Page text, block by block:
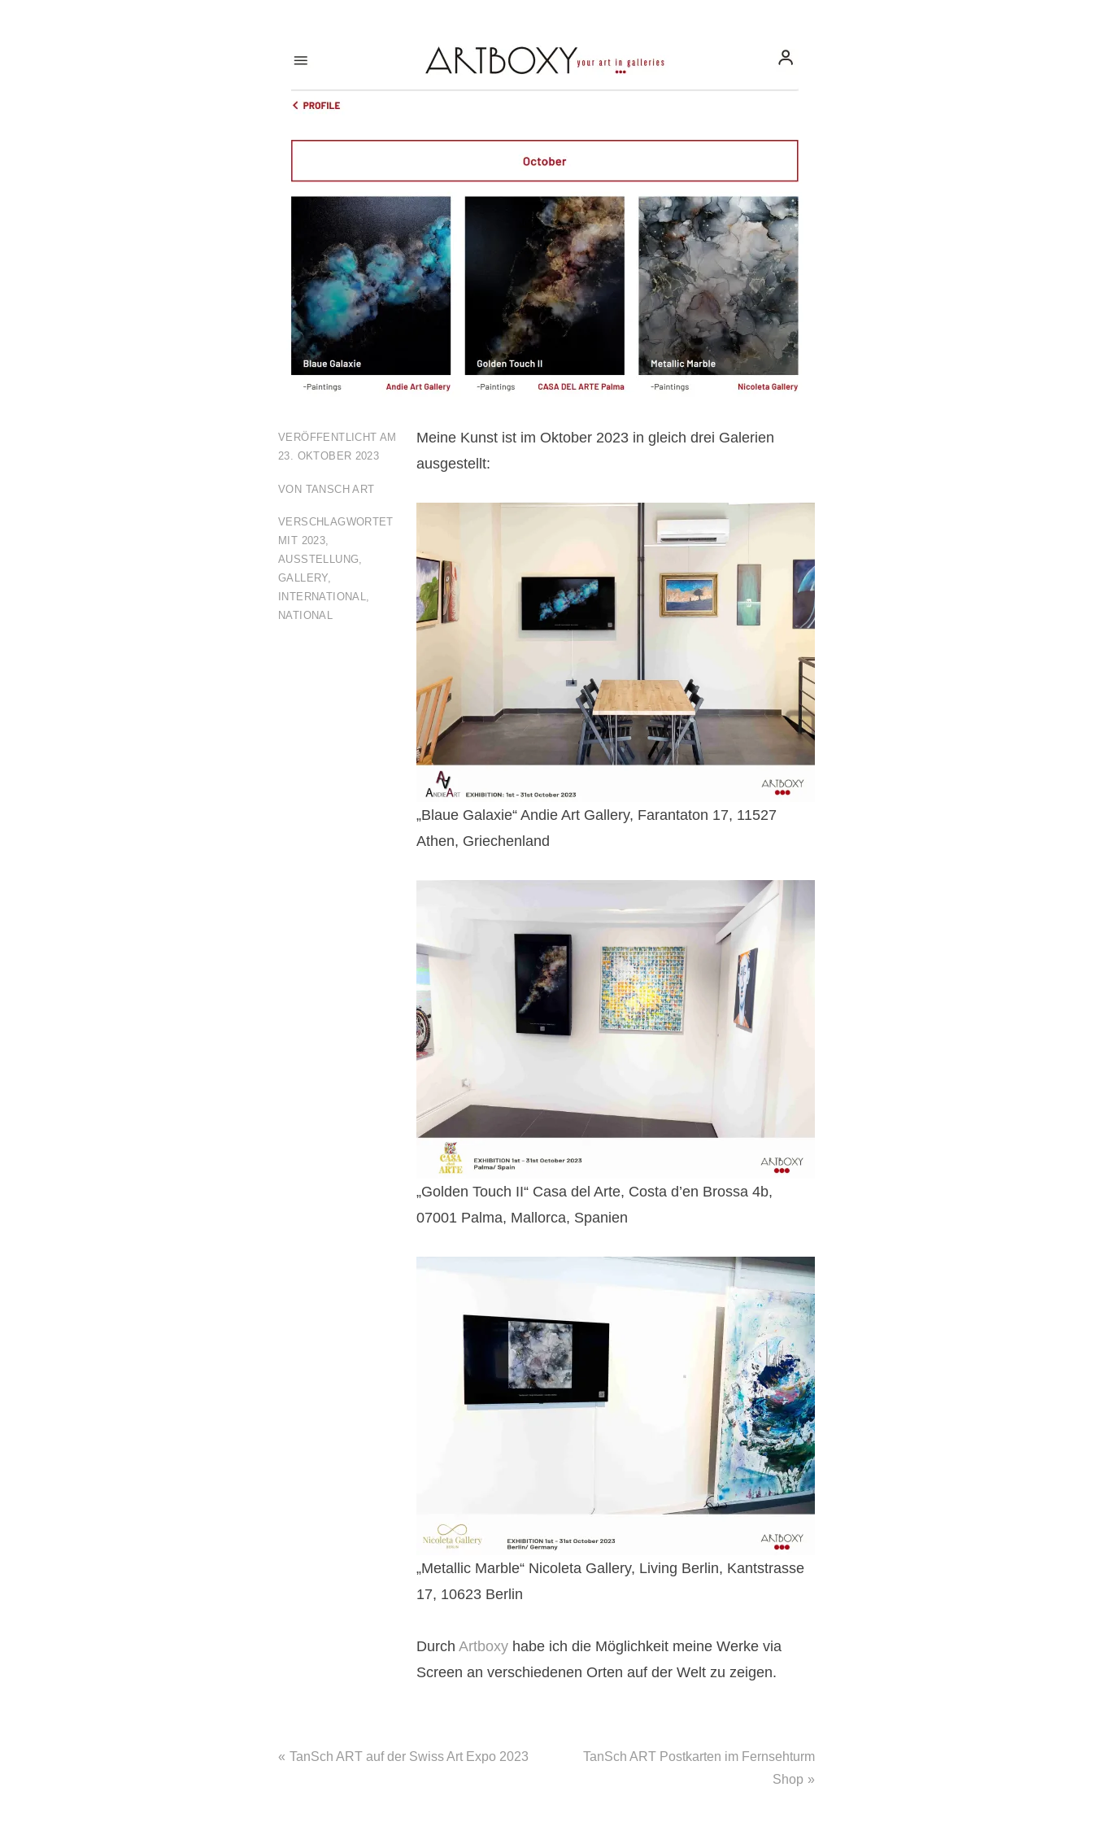
VERÖFFENTLICHT AM
23. OKTOBER 2023
VON TANSCH ART
VERSCHLAGWORTET
MIT 2023
AUSSTELLUNG
GALLERY,
INTERNATIONAL
NATIONAL
Meine Kunst ist im Oktober 2023 in gleich drei Galerien
ausgestellt:
„Blaue Galaxie“ Andie Art Gallery, Farantaton 17, 11527
Athen, Griechenland
„Golden Touch II“ Casa del Arte, Costa d’en Brossa 4b,
07001 Palma, Mallorca, Spanien
„Metallic Marble“ Nicoleta Gallery, Living Berlin, Kantstrasse
17, 10623 Berlin
Durch Artboxy habe ich die Möglichkeit meine Werke via
Screen an verschiedenen Orten auf der Welt zu zeigen.
Beitragsnavigation
TanSch ART auf der Swiss Art Expo 2023
TanSch ART Postkarten im Fernsehturm
Shop